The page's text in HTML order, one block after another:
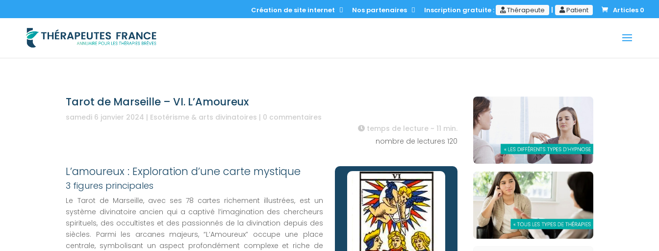
Création de site internet Nos partenaires Inscription gratuite : Thérapeute | Patient Articles 0
Tarot de Marseille – VI. L’Amoureux
samedi 6 janvier 2024 | Esotérisme & arts divinatoires | 0 commentaires
temps de lecture ~ 11 min.
nombre de lectures 120
L’amoureux : Exploration d’une carte mystique
3 figures principales
Le Tarot de Marseille, avec ses 78 cartes richement illustrées, est un
système divinatoire ancien qui a captivé l’imagination des chercheurs
spirituels, des occultistes et des passionnés de la divination depuis des
siècles. Parmi les arcanes majeurs, “L’Amoureux” occupe une place
centrale, symbolisant un aspect profondément complexe et riche de